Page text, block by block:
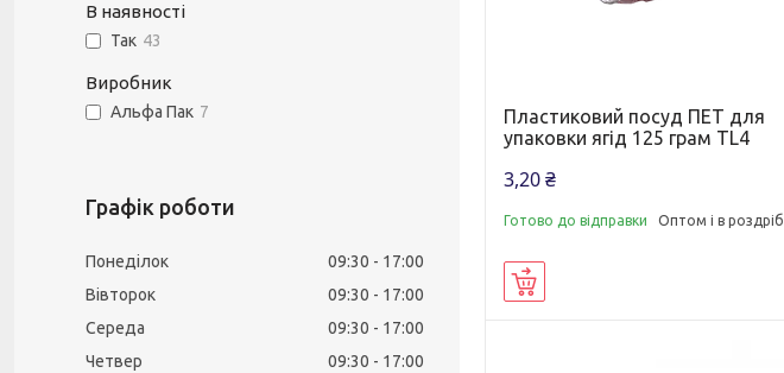
Пластиковий посуд ПЕТ для
упаковки ягід 125 грам TL4
3,20 ₴
Готово до відправки Оптом і в роздріб
В наявності
Так 43
Виробник
Альфа Пак 7
Графік роботи
Понеділок 09:30
17:00
Вівторок
09:30
17:00
Середа
09:30
17:00
Четвер
09:30
17:00